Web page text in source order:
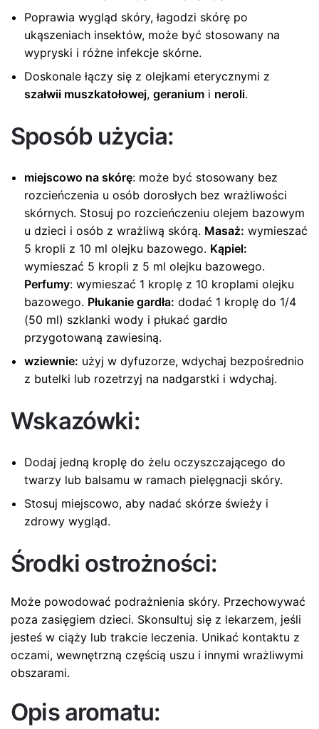
Poprawia wygląd skóry, łagodzi skórę po
ukąszeniach insektów, może być stosowany na
wypryski i różne infekcje skórne.
Doskonale łączy się z olejkami eterycznymi z
szałwii muszkatołowej,geranium i neroli.
Sposób użycia:
miejscowo na skórę: może być stosowany bez
rozcieńczenia u osób dorosłych bez wrażliwości
skórnych. Stosuj po rozcieńczeniu olejem bazowym
u dzieci i osób z wrażliwą skórą. Masaż: wymieszać
5 kropli z 10 ml olejku bazowego. Kąpiel:
wymieszać 5 kropli z 5 ml olejku bazowego.
Perfumy: wymieszać 1 kroplę z 10 kroplami olejku
bazowego. Płukanie gardła: dodać 1 kroplę do 1/4
(50 ml) szklanki wody i płukać gardło
przygotowaną zawiesiną.
wziewnie: użyj w dyfuzorze, wdychaj bezpośrednio
z butelki lub rozetrzyj na nadgarstki i wdychaj.
Wskazówki:
Dodaj jedną kroplę do żelu oczyszczającego do
twarzy lub balsamu w ramach pielęgnacji skóry.
Stosuj miejscowo, aby nadać skórze świeży i
zdrowy wygląd.
Środki ostrożności:
Może powodować podrażnienia skóry. Przechowywać
poza zasięgiem dzieci. Skonsultuj się z lekarzem, jeśli
jesteś w ciąży lub trakcie leczenia. Unikać kontaktu z
oczami, wewnętrzną częścią uszu i innymi wrażliwymi
obszarami.
Opis aromatu: